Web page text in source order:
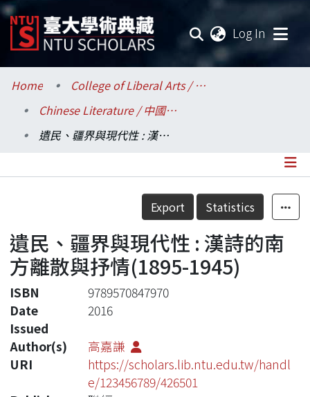
Log In
Communities & Collections
Research Outputs
Statistics
Home
College of Liberal Arts / 文學院
Chinese Literature / 中國文學系
遺民、疆界與現代性 : 漢詩的南方離散與抒情(1895-1945)
Details
Export Statistics
遺民、疆界與現代性 : 漢詩的南
方離散與抒情(1895-1945)
ISBN
9789570847970
Date
Issued
2016
Author(s)
高嘉謙
URI
https://scholars.lib.ntu.edu.tw/handl
e/123456789/426501